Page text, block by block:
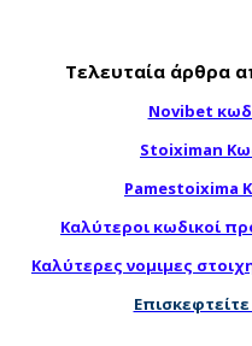
Τελευταία άρθρα
Novibet
Stoiximan
Pamestoixima
Καλύτεροι κωδικοί
Καλύτερες νομιμες
Επισκεφτείτε